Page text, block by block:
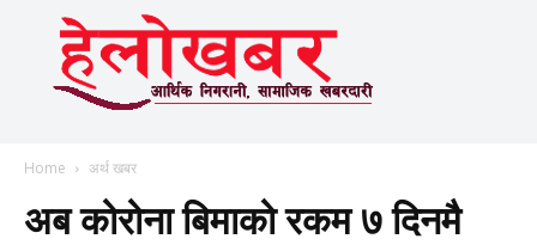
Home अर्थ खबर
अब कोरोना बिमाको रकम ७ दिनमै